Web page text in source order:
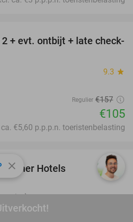
33%
+ evt. ontbijt + late check-
9.3 star
Regulier €157
€105
ca. €5,60 p.p.p.n. toeristenbelasting
42%
Hotels
close